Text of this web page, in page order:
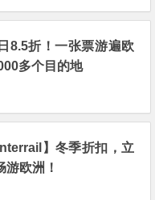
8.5折！一张票游遍欧
多个目的地
】冬季折扣，立
游欧洲！